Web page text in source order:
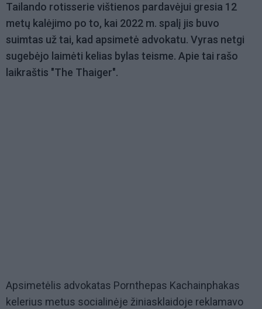
Tailando rotisserie vištienos pardavėjui gresia 12
metų kalėjimo po to, kai 2022 m. spalį jis buvo
suimtas už tai, kad apsimetė advokatu. Vyras netgi
sugebėjo laimėti kelias bylas teisme. Apie tai rašo
laikraštis "The Thaiger".
Apsimetėlis advokatas Pornthepas Kachainphakas
kelerius metus socialinėje žiniasklaidoje reklamavo